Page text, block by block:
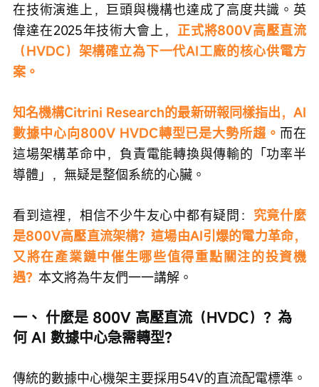
在技術演進上，巨頭與機構也達成了高度共識。英
偉達在2025年技術大會上， 正式將800V高壓直流
（HVDC）架構確立為下一代AI工廠的核心供電方
案。
知名機構Citrini Research的最新研報同樣指出，AI
數據中心向800V HVDC轉型已是大勢所趨。 而在
這場架構革命中，負責電能轉換與傳輸的「功率半
導體」，無疑是整個系統的心臟。
看到這裡，相信不少牛友心中都有疑問： 究竟什麼
是800V高壓直流架構？這場由AI引爆的電力革命，
又將在產業鏈中催生哪些值得重點關注的投資機
遇？ 本文將為牛友們一一講解。
一、 什麼是 800V 高壓直流（HVDC）？為
何 AI 數據中心急需轉型？
傳統的數據中心機架主要採用54V的直流配電標準。